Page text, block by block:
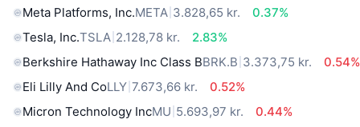
Meta Platforms, Inc.META 3.828,65 kr.
0.37%
Tesla, Inc.TSLA 2.128,78 kr.
2.83%
Berkshire Hathaway Inc Class BBRK.B 3.373,75 kr.
0.54%
Eli Lilly And CoLLY 7.673,66 kr.
0.52%
Micron Technology IncMU 5.693,97 kr.
0.44%